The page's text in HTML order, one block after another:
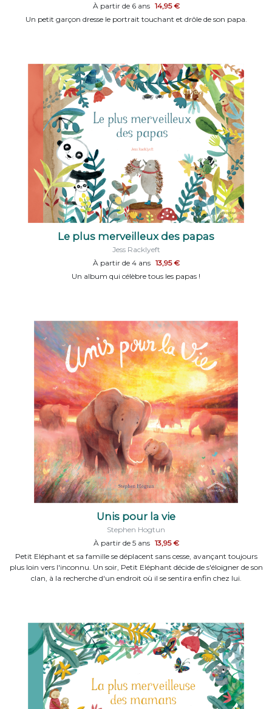
À partir de 6 ans 14,95 €
Un petit garçon dresse le portrait touchant et drôle de son papa.
Le plus merveilleux des papas
Jess Racklyeft
À partir de 4 ans 13,95 €
Un album qui célèbre tous les papas !
Unis pour la vie
Stephen Hogtun
À partir de 5 ans 13,95 €
Petit Eléphant et sa famille se déplacent sans cesse, avançant toujours
plus loin vers l'inconnu. Un soir, Petit Eléphant décide de s'éloigner de son
clan, à la recherche d'un endroit où il se sentira enfin chez lui.